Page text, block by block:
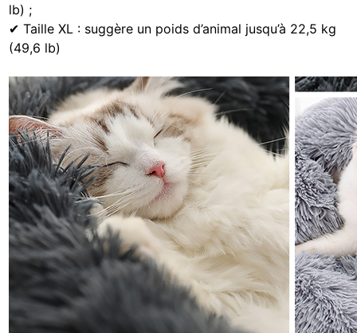
lb) ;
✔ Taille XL : suggère un poids d’animal jusqu’à 22,5 kg
(49,6 lb)